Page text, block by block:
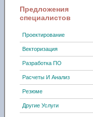
Предложения
специалистов
Проектирование
Векторизация
Разработка ПО
Расчеты И Анализ
Резюме
Другие Услуги